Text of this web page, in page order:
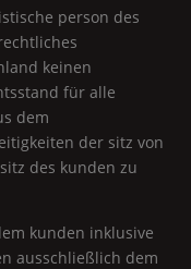
person des
keinen
für alle
dem
der sitz von
des kunden zu
kunden inklusive
ausschließlich dem